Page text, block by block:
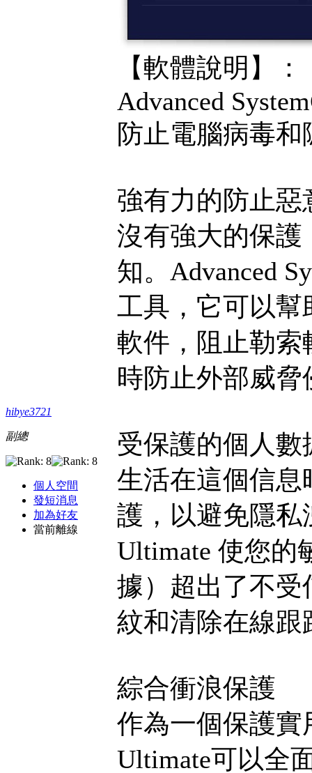
hibye3721
副總
個人空間
發短消息
加為好友
當前離線
【軟體說明】：
Advanced
防止電腦病毒
強有力的防止惡
沒有強大的保
知。Advanced
工具，它可以幫
軟件，阻止勒
時防止外部威
受保護的個人數
生活在這個信
護，以避免隱私
Ultimate 使您的
據）超出了不
紋和清除在線
綜合衝浪保護
作為一個保護實
Ultimate可以全